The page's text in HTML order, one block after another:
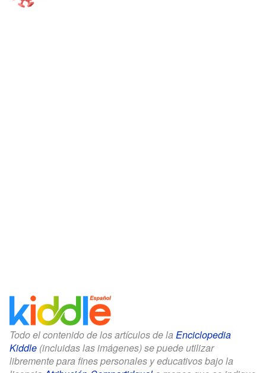
Todo el contenido de los artículos de la Enciclopedia
Kiddle (incluidas las imágenes) se puede utilizar
libremente para fines personales y educativos bajo la